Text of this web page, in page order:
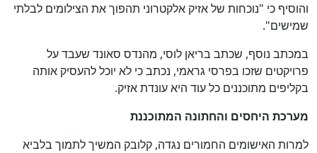
והוסיף כי "נוכחות של אזיק אלקטרוני תהפוך את הצילומים לבלתי
שמישים".
במכתב נוסף, שכתב בריאן לוסי, מהנדס סאונד שעבד על
פרויקטים שזכו בפרסי גראמי, נכתב כי לא יוכל להעסיק אותה
בקליפים מתוכננים כל עוד היא עונדת אזיק.
מערכת היחסים והחתונה המתוכננת
למרות האישומים החמורים נגדה, קלובק המשיך לתמוך בלביא